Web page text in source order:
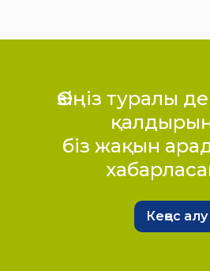
Өзіңіз туралы
біз жақын
Кеңес алу